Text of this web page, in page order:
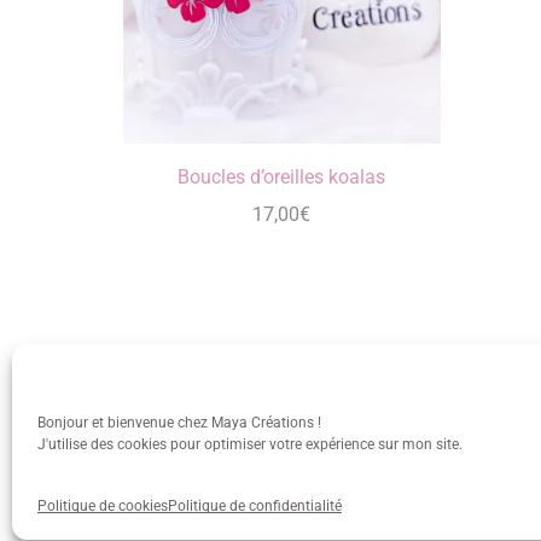
Bonjour et bienvenue chez Maya Créations !
J'utilise des cookies pour optimiser votre expérience sur mon site.
Politique de cookiesPolitique de confidentialité
Boucles d’oreilles koalas
17,00€
info@mayacreations.fr